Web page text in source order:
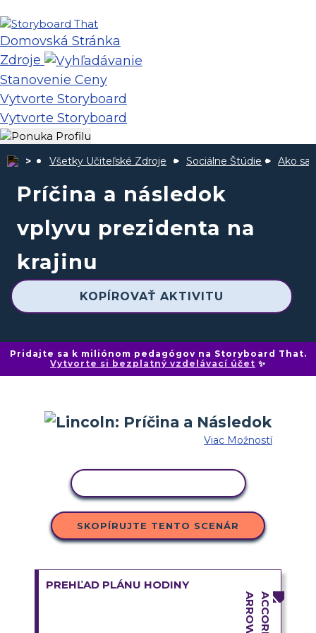
Domovská Stránka
Zdroje
Stanovenie Ceny
Vytvorte Storyboard
Vytvorte Storyboard
Všetky Učiteľské Zdroje Sociálne Štúdie Ako sa
Príčina a následok
vplyvu prezidenta na
krajinu
KOPÍROVAŤ AKTIVITU
Pridajte sa k miliónom pedagógov na Storyboard That.
Vytvorte si bezplatný vzdelávací účet ✨
Viac Možností
SKOPÍRUJTE TENTO SCENÁR
PREHĽAD PLÁNU HODINY